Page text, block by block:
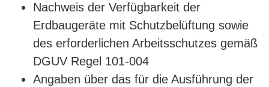
Nachweis der Verfügbarkeit der
Erdbaugeräte mit Schutzbelüftung sowie
des erforderlichen Arbeitsschutzes gemäß
DGUV Regel 101-004
Angaben über das für die Ausführung der